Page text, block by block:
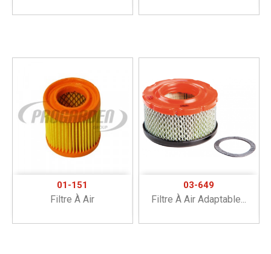
01-151
Filtre À Air
03-649
Filtre À Air Adaptable...